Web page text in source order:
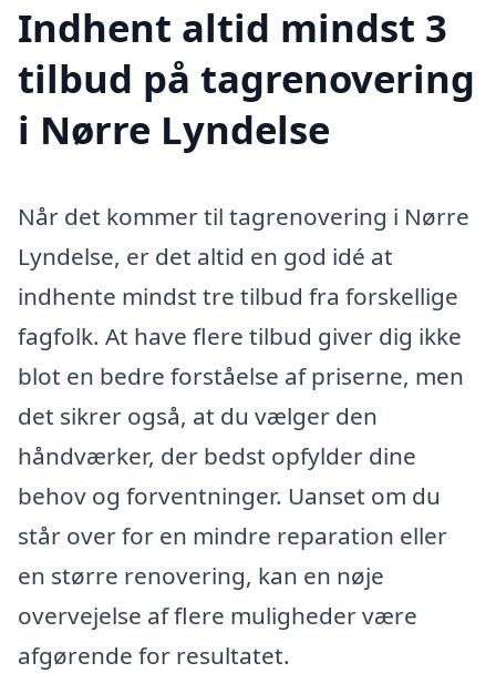
Indhent altid mindst 3
tilbud på tagrenovering
i Nørre Lyndelse
Når det kommer til tagrenovering i Nørre
Lyndelse, er det altid en god idé at
indhente mindst tre tilbud fra forskellige
fagfolk. At have flere tilbud giver dig ikke
blot en bedre forståelse af priserne, men
det sikrer også, at du vælger den
håndværker, der bedst opfylder dine
behov og forventninger. Uanset om du
står over for en mindre reparation eller
en større renovering, kan en nøje
overvejelse af flere muligheder være
afgørende for resultatet.